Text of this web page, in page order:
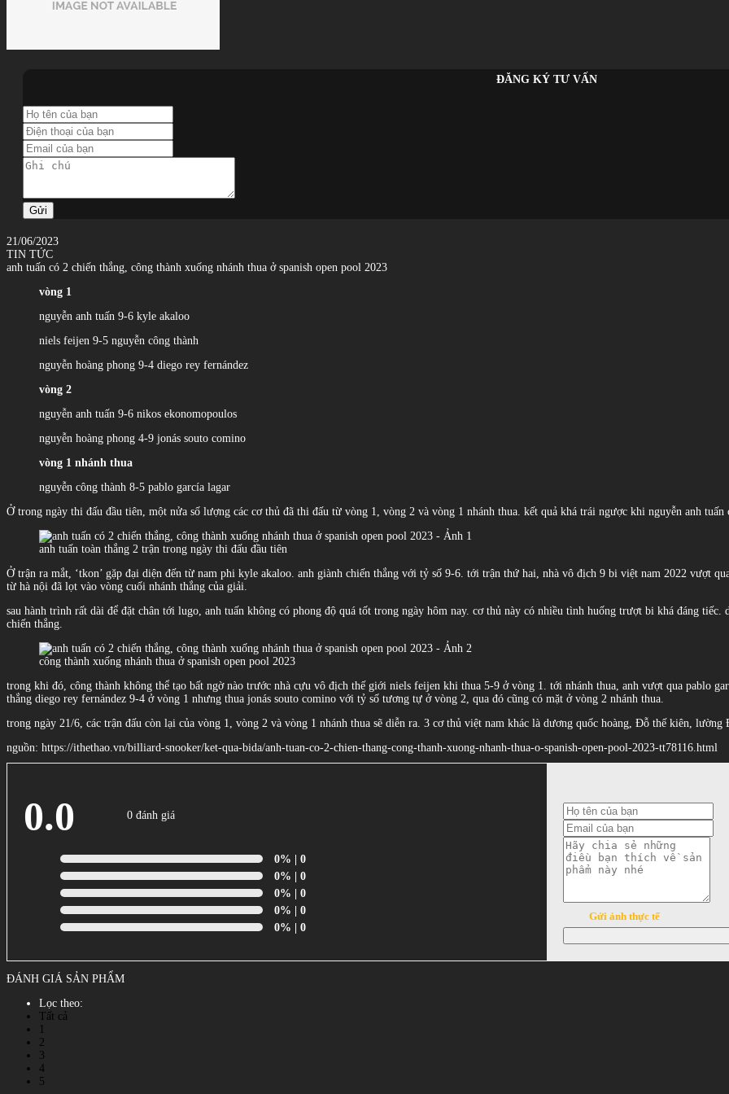
ĐĂNG KÝ TƯ VẤN
Gửi
21/06/2023
TIN TỨC
anh tuấn có 2 chiến thắng, công thành xuống nhánh thua ở spanish open pool 2023
vòng 1
nguyễn anh tuấn 9-6 kyle akaloo
niels feijen 9-5 nguyễn công thành
nguyễn hoàng phong 9-4 diego rey fernández
vòng 2
nguyễn anh tuấn 9-6 nikos ekonomopoulos
nguyễn hoàng phong 4-9 jonás souto comino
vòng 1 nhánh thua
nguyễn công thành 8-5 pablo garcía lagar
Ở trong ngày thi đấu đầu tiên, một nửa số lượng các cơ thủ đã thi đấu từ vòng 1, vòng 2 và vòng 1 nhánh thua. kết quả khá trái ngược khi nguyễn anh
anh tuấn toàn thắng 2 trận trong ngày thi đấu đầu tiên
Ở trận ra mắt, ‘tkon’ gặp đại diện đến từ nam phi kyle akaloo. anh giành chiến thắng với tỷ số 9-6. tới trận thứ hai, nhà vô địch 9 bi việt nam 2022 vượt
từ hà nội đã lọt vào vòng cuối nhánh thắng của giải.
sau hành trình rất dài để đặt chân tới lugo, anh tuấn không có phong độ quá tốt trong ngày hôm nay. cơ thủ này có nhiều tình huống trượt bi khá đáng
chiến thắng.
công thành xuống nhánh thua ở spanish open pool 2023
trong khi đó, công thành không thể tạo bất ngờ nào trước nhà cựu vô địch thế giới niels feijen khi thua 5-9 ở vòng 1. tới nhánh thua, anh vượt qua pablo
thắng diego rey fernández 9-4 ở vòng 1 nhưng thua jonás souto comino với tỷ số tương tự ở vòng 2, qua đó cũng có mặt ở vòng 2 nhánh thua.
trong ngày 21/6, các trận đấu còn lại của vòng 1, vòng 2 và vòng 1 nhánh thua sẽ diễn ra. 3 cơ thủ việt nam khác là dương quốc hoàng, Đỗ thế kiên,
nguồn: https://ithethao.vn/billiard-snooker/ket-qua-bida/anh-tuan-co-2-chien-thang-cong-thanh-xuong-nhanh-thua-o-spanish-open-pool-2023-tt78116.html
0.0 0 đánh giá
0% | 0
0% | 0
0% | 0
0% | 0
0% | 0
Gửi ảnh thực tế
ĐÁNH GIÁ SẢN PHẨM
Lọc theo:
Tất cả
2
3
4
5